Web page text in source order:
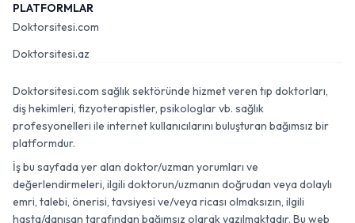
PLATFORMLAR
Doktorsitesi.com
Doktorsitesi.az
Doktorsitesi.com sağlık sektöründe hizmet veren tıp doktorları,
diş hekimleri, fizyoterapistler, psikologlar vb. sağlık
profesyonelleri ile internet kullanıcılarını buluşturan bağımsız bir
platformdur.
İş bu sayfada yer alan doktor/uzman yorumları ve
değerlendirmeleri, ilgili doktorun/uzmanın doğrudan veya dolaylı
emri, talebi, önerisi, tavsiyesi ve/veya ricası olmaksızın, ilgili
hasta/danışan tarafından bağımsız olarak yazılmaktadır. Bu web